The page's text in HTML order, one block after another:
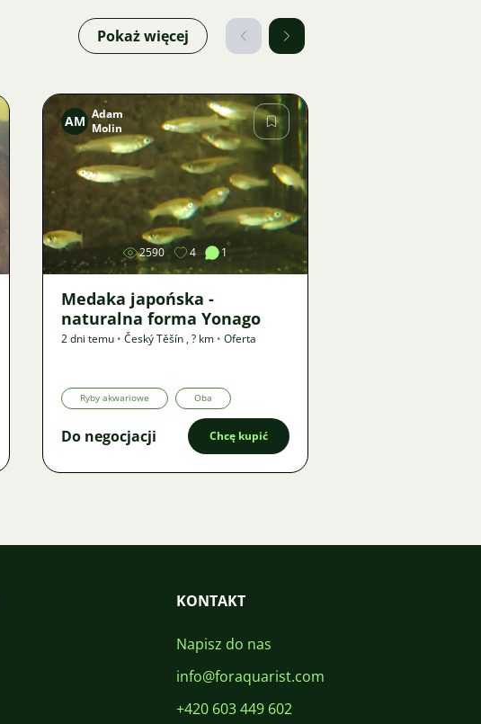
Pokaż więcej
Zdjęcie
AM Adam
Molin
2590 4 1
Medaka japońska -
naturalna forma Yonago
2 dni temu • Český Těšín ,? km • Oferta
Ryby akwariowe Oba
Do negocjacji Chcę kupić
KONTAKT
Napisz do nas
info@foraquarist.com
+420 603 449 602